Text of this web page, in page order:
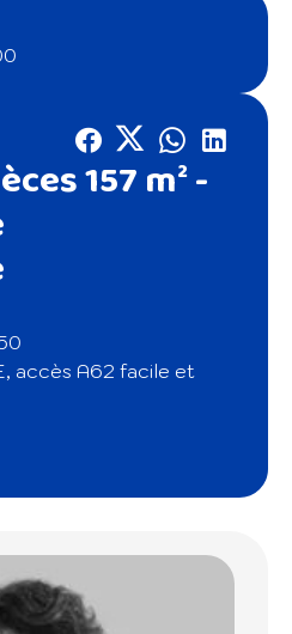
157 m² -
accès A62 facile et
charmante commune
de-chaussée d'un